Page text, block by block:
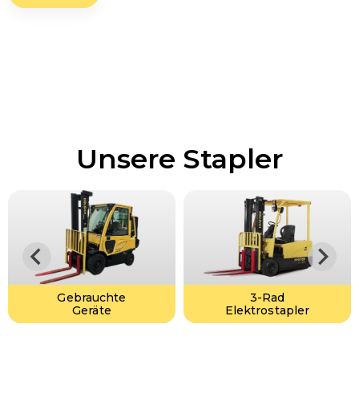
Unsere Stapler
Gebrauchte
Geräte
3-Rad
Elektrostapler